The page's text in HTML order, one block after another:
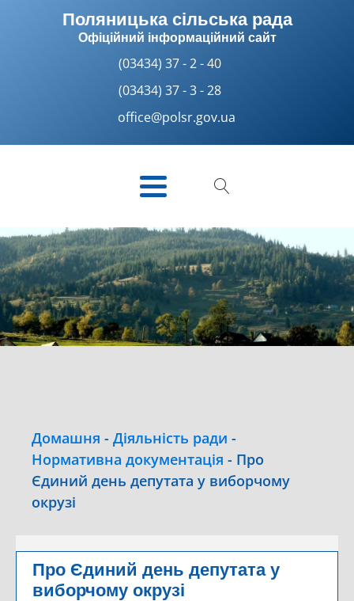
Поляницька сільська рада
Офіційний інформаційний сайт
(03434) 37 - 2 - 40
(03434) 37 - 3 - 28
office@polsr.gov.ua
Домашня - Діяльність ради -
Нормативна документація - Про
Єдиний день депутата у виборчому
окрузі
Про Єдиний день депутата у
виборчому окрузі